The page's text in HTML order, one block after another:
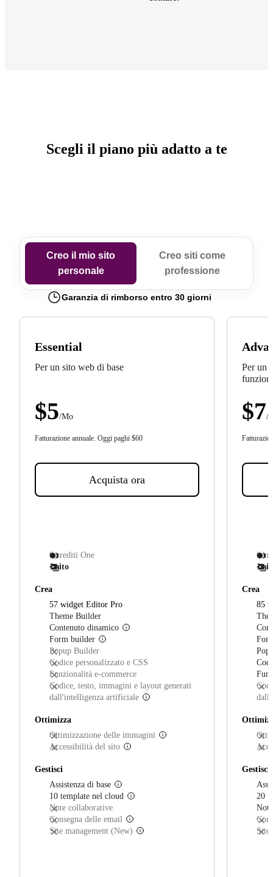
Scegli il piano più adatto a te
Creo il mio sito
personale
Creo siti come
professione
Garanzia di rimborso entro 30 giorni
Essential
Per un sito web di base
$5/Mo
Fatturazione annuale. Oggi paghi $60
Acquista ora
0 crediti One
1 sito
Crea
57 widget Editor Pro(inclusi)
Theme Builder(incluso)
Contenuto dinamico
Form builder
Popup Builder(non incluso)
Codice personalizzato e CSS
Funzionalità e-commerce(non incluse)
Codice, testo, immagini e layout generati
dall'intelligenza artificiale
Ottimizza
Ottimizzazione delle immagini
Accessibilità del sito
Gestisci
Assistenza di base (incluso)
10 template nel cloud
Note collaborative(non incluse)
Consegna delle email
Site management (New)
Per un
$7/
0
1
Crea
85
Gestisci
20
Site